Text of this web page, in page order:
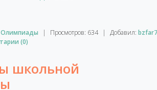
Олимпиады | Просмотров: 634 | Добавил:
(0)
школьной